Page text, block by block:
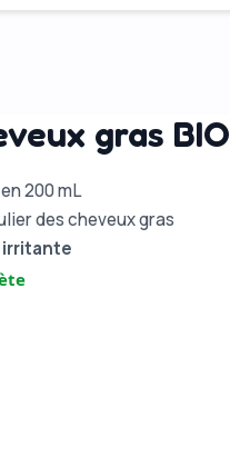
gras BIO
200 mL
des cheveux gras
irritante